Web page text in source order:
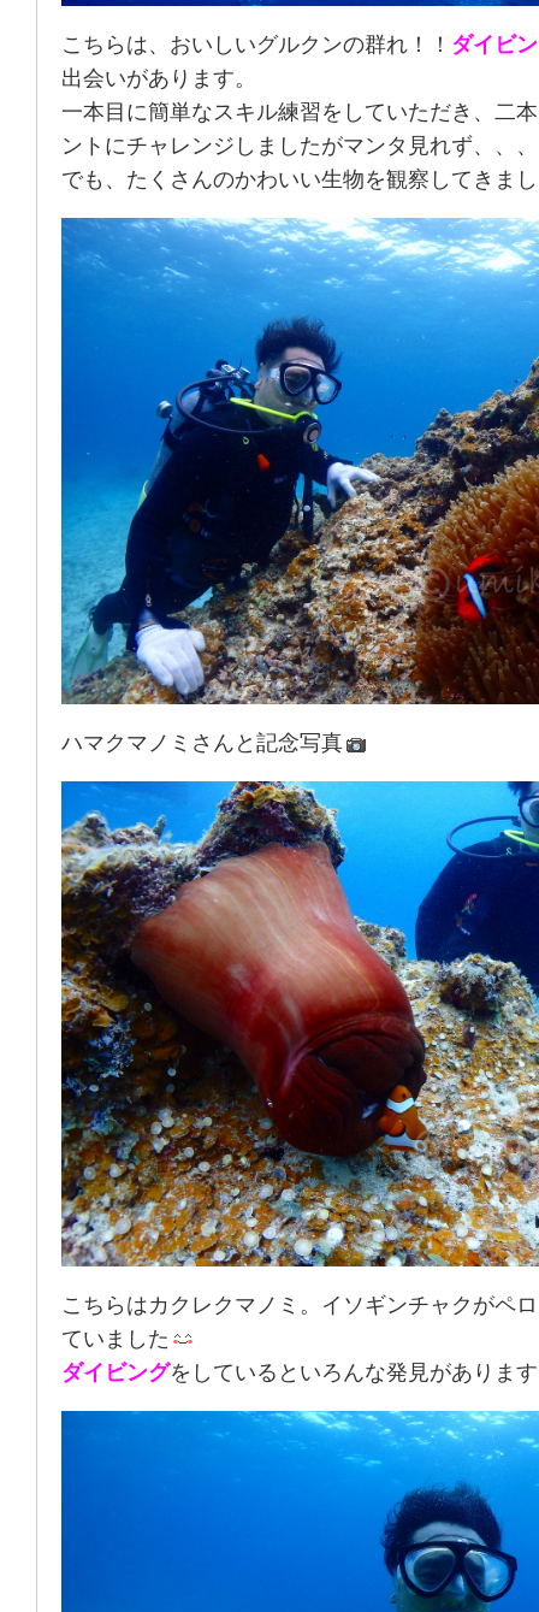
こちらは、おいしいグルクンの群れ！！ ダイビ
出会いがあります。
一本目に簡単なスキル練習をしていただき、二
ントにチャレンジしましたがマンタ見れず、、、
でも、たくさんのかわいい生物を観察してきま
ハマクマノミさんと記念写真
こちらはカクレクマノミ。イソギンチャクがペ
ていました
ダイビングをしているといろんな発見がありま